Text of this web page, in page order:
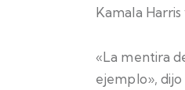
Kamala
«La mentira
ejemplo», dijo